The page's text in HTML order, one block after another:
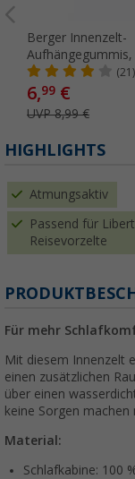
Berger Innenzelt-
Aufhängegummis,
Pack
(21)
6,99 €
UVP 8,99 €
HIGHLIGHTS
Atmungsaktiv
Passend für
Reisevorzelte
Für mehr
Mit diesem Innenzelt
einen zusätzlichen
über einen
keine Sorgen machen
Material:
Schlafkabine: 100